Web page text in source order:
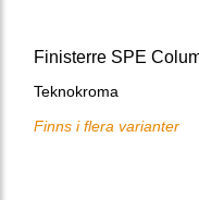
Teknokroma
Finns i flera varianter